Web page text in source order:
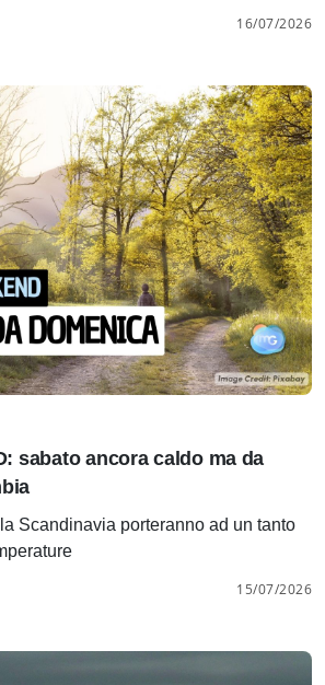
16/07/2026
sabato ancora caldo ma da
Scandinavia porteranno ad un tanto
15/07/2026